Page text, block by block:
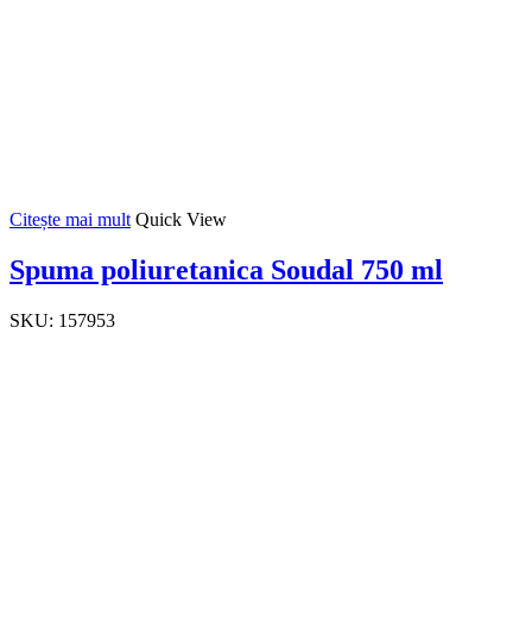
Citește mai mult Quick View
Spuma poliuretanica Soudal 750 ml
SKU: 157953